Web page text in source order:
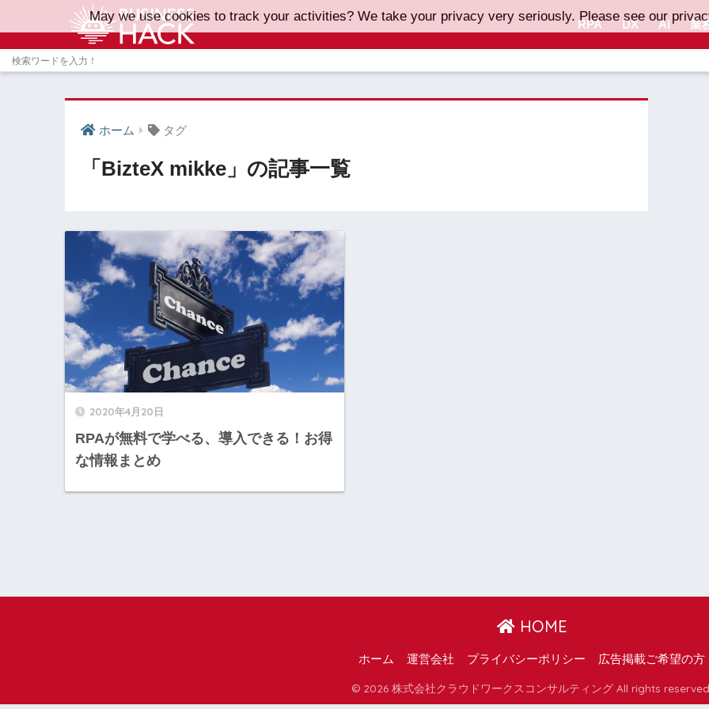
RPA DX AI 業
ホーム タグ
「BizteX mikke」の記事一覧
2020年4月20日
RPAが無料で学べる、導入できる！お得
な情報まとめ
HOME
ホーム 運営会社 プライバシーポリシー 広告掲載ご希望の方
© 2026 株式会社クラウドワークスコンサルティング All rights
May we use cookies to track your activities? We take your privacy very seriously. Please see our